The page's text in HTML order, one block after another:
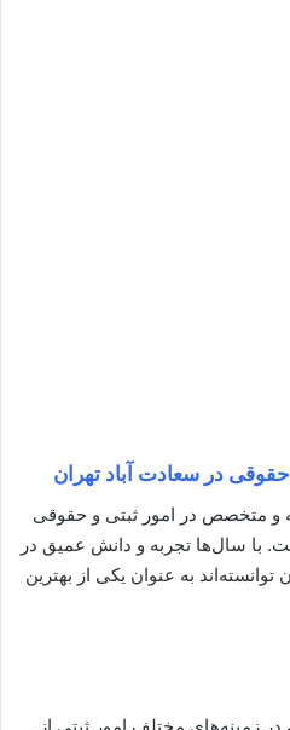
در سعادت آباد تهران
و متخصص در امور ثبتی و حقوقی
با سال‌ها تجربه و دانش عمیق در
به عنوان یکی از بهترین